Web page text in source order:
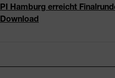
PI Hamburg erreicht
Download